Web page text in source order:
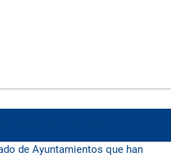
de Ayuntamientos que han